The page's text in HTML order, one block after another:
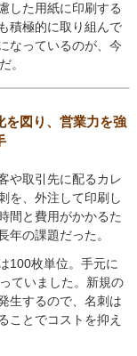
した用紙に印刷する
積極的に取り組んで
なっているのが、今
。
を図り、営業力を強
や取引先に配るカレ
を、外注して印刷し
間と費用がかかるた
年の課題だった。
100枚単位。手元に
ていました。新規の
生するので、名刺は
ことでコストを抑え